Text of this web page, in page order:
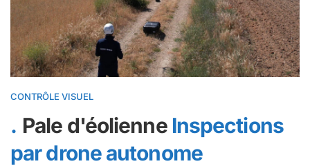
CONTRÔLE VISUEL
Pale d'éolienne Inspections
par drone autonome